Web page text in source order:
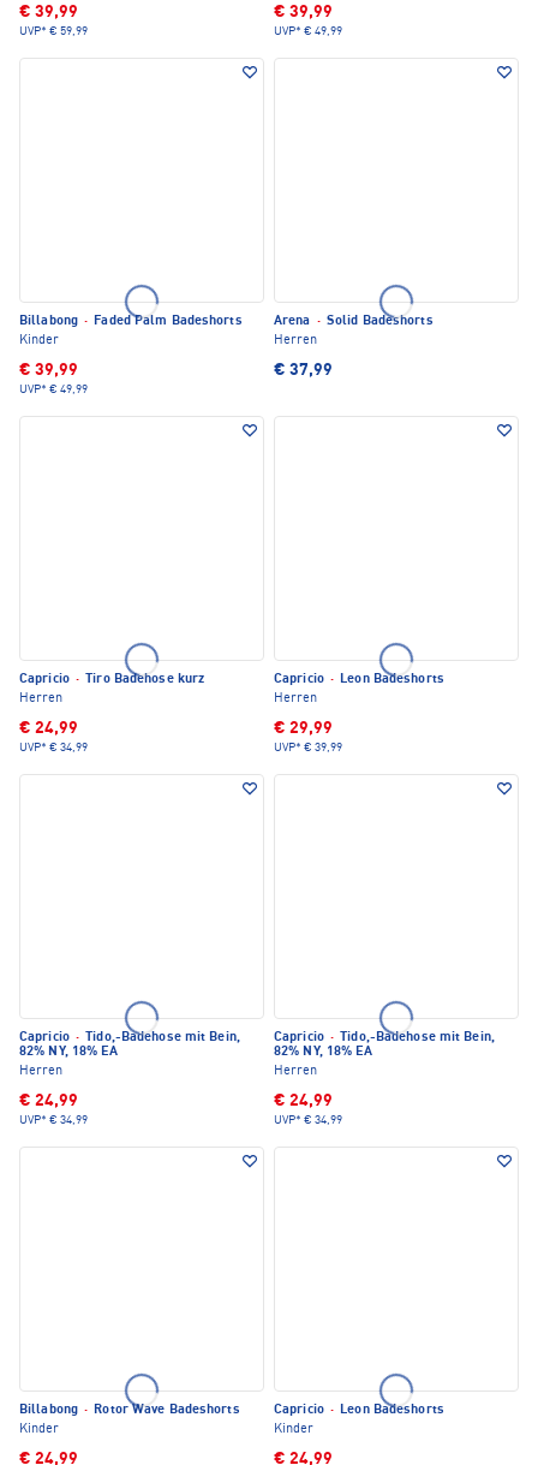
€ 39,99
UVP* € 59,99
€ 39,99
UVP* € 49,99
Billabong · Faded Palm Badeshorts
Kinder
€ 39,99
UVP* € 49,99
Arena · Solid Badeshorts
Herren
€ 37,99
Capricio ·
Tiro Badehose kurz
Herren
€ 24,99
UVP* € 34,99
Capricio · Leon Badeshorts
Herren
€ 29,99
UVP* € 39,99
Capricio ·
Tido,-Badehose mit Bein,
82% NY, 18% EA
Herren
€ 24,99
UVP* € 34,99
Capricio ·
Tido,-Badehose mit Bein,
82% NY, 18% EA
Herren
€ 24,99
UVP* € 34,99
Billabong · Rotor Wave Badeshorts
Kinder
€ 24,99
Capricio · Leon Badeshorts
Kinder
€ 24,99